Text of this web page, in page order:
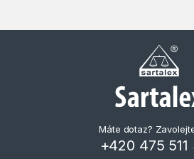
Máte dotaz?
+420 475 511